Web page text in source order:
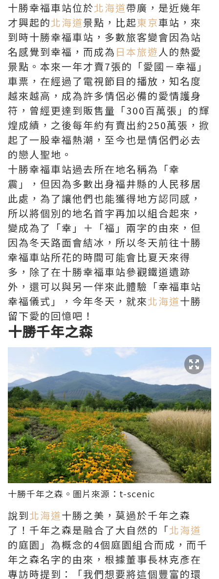
十勝幸福車站位於北海道帶廣，是近幾年
才興起的北海道景點，比起東京車站，來
到時十勝幸福車站，多數旅客變會因為站
名感覺到幸福，而成為 日本旅遊人的熱愛
景點。本來一年才賣7張的「愛國－幸福」
車票，在經過了電視節目的播放，知名度
越來越高，成為許多情侶必備的愛情護身
符，曾經更達到販售量「300百萬張」的輝
煌成績，之後每年約有賣出約250萬張，掀
起了一股幸福熱潮，至今也是情侶們必去
的戀人聖地。
十勝幸福車站過去所在地名稱為「幸
震」，但因為多數出身福井縣的人民移居
此處，為了讓他們也能獲得地方認同感，
所以將個別的地名首字再加以組合起來，
變成為了「幸」＋「福」兩字的由來，但
因為冬天路面會結冰，所以冬天前往十勝
幸福車站所花的時間可能會比夏天來得
多，除了在十勝幸福車站參觀鐵道遺跡
外，還可以與另一伴來此體驗「幸福車站
幸福儀式」，今年冬天，就來北海道十勝
留下愛的回憶吧！
十勝千年之森
十勝千年之森。圖片來源： t-scenic
說到北海道十勝之美，莫過於千年之森
了！千年之森是融合了大自然的「北海道
的庭園」為概念的4個庭園組合而成，而千
年之森名字的由來，根據董事長林克彥在
專訪時提到：「我們想要將這個豐富的環